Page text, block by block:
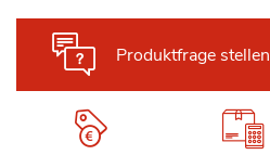
Produktfrage stellen